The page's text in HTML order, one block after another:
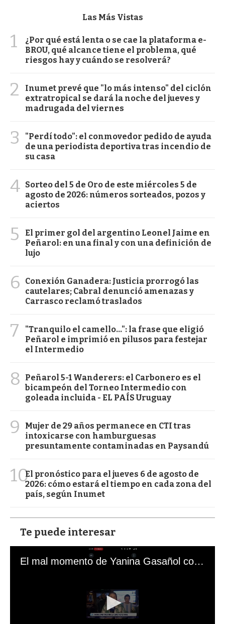
Las Más Vistas
1
¿Por qué está lenta o se cae la plataforma e-
BROU, qué alcance tiene el problema, qué
riesgos hay y cuándo se resolverá?
2
Inumet prevé que "lo más intenso" del ciclón
extratropical se dará la noche del jueves y
madrugada del viernes
3
"Perdí todo": el conmovedor pedido de ayuda
de una periodista deportiva tras incendio de
su casa
4 Sorteo del 5 de Oro de este miércoles 5 de
agosto de 2026: números sorteados, pozos y
aciertos
5
El primer gol del argentino Leonel Jaime en
Peñarol: en una final y con una definición de
lujo
6
Conexión Ganadera: Justicia prorrogó las
cautelares; Cabral denunció amenazas y
Carrasco reclamó traslados
7
"Tranquilo el camello...": la frase que eligió
Peñarol e imprimió en pilusos para festejar
el Intermedio
8
Peñarol 5-1 Wanderers: el Carbonero es el
bicampeón del Torneo Intermedio con
goleada incluida - EL PAÍS Uruguay
9
Mujer de 29 años permanece en CTI tras
intoxicarse con hamburguesas
presuntamente contaminadas en Paysandú
10El pronóstico para el jueves 6 de agosto de
2026: cómo estará el tiempo en cada zona del
país, según Inumet
Te puede interesar
El mal momento de Yanina Gasañol con un hincha argentino en "Subrayado"